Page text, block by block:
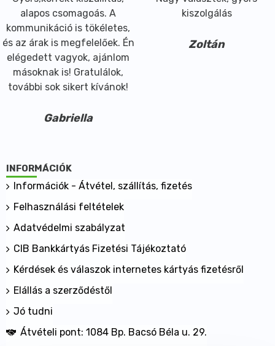
alapos csomagoás. A
kommunikáció is tökéletes,
és az árak is megfelelőek. Én
elégedett vagyok, ajánlom
másoknak is! Gratulálok,
további sok sikert kívánok!
Gabriella
kiszolgálás
Zoltán
INFORMÁCIÓK
Információk - Átvétel, szállítás, fizetés
Felhasználási feltételek
Adatvédelmi szabályzat
CIB Bankkártyás Fizetési Tájékoztató
Kérdések és válaszok internetes kártyás fizetésről
Elállás a szerződéstől
Jó tudni
Átvételi pont: 1084 Bp. Bacsó Béla u. 29.